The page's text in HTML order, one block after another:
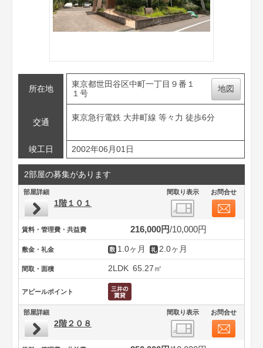
所在地
東京都世田谷区中町一丁目９番１
１号
地図
交通
東京急行電鉄 大井町線 等々力 徒歩6分
竣工日 2002年06月01日
2部屋の募集があります
部屋詳細 間取り表示 お問合せ
1階１０１
賃料・管理費・共益費 216,000円 10,000円
敷金・礼金 1.0ヶ月 2.0ヶ月
間取・面積 2LDK 65.27㎡
アピールポイント
部屋詳細 間取り表示 お問合せ
2階２０８